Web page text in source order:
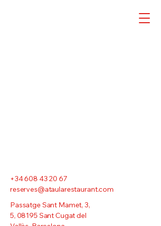
+34 608 43 20 67
reserves@ataularestaurant.com
Passatge Sant Mamet, 3,
5, 08195 Sant Cugat del